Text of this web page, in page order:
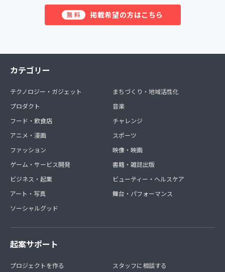
無料 掲載希望の方はこちら
カテゴリー
テクノロジー・ガジェット
プロダクト
フード・飲食店
アニメ・漫画
ファッション
ゲーム・サービス開発
ビジネス・起業
アート・写真
ソーシャルグッド
まちづくり・地域活性化
音楽
チャレンジ
スポーツ
映像・映画
書籍・雑誌出版
ビューティー・ヘルスケア
舞台・パフォーマンス
起案サポート
プロジェクトを作る
スタッフに相談する